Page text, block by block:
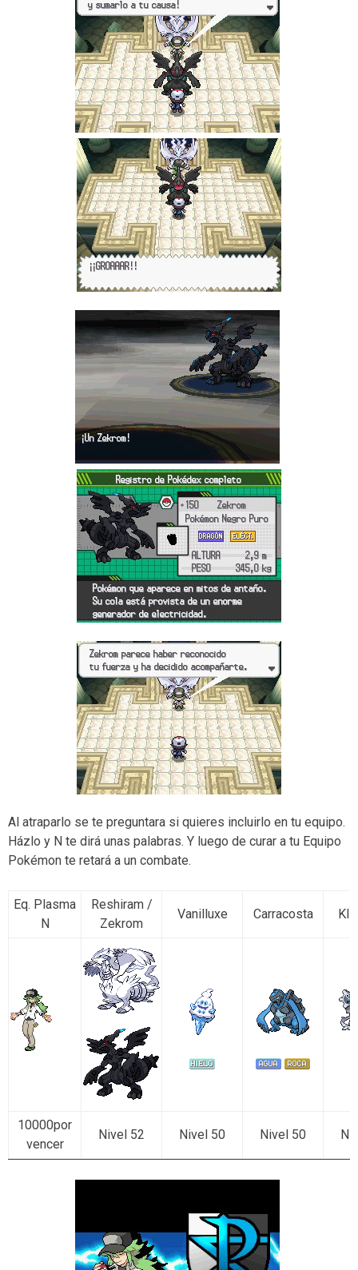
Al atraparlo se te preguntara si quieres incluirlo en tu equipo.
Házlo y N te dirá unas palabras. Y luego de curar a tu Equipo
Pokémon te retará a un combate.
Eq. Plasma
N
Reshiram /
Zekrom
Vanilluxe Carracosta
10000por
vencer
Nivel 52 Nivel 50 Nivel 50